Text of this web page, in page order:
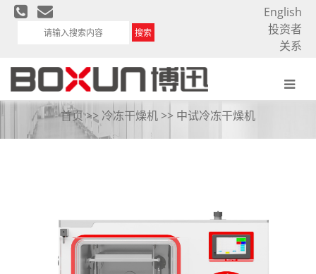
搜索
English
投资者
关系
中试冷冻干燥机
首页>> 冷冻干燥机 >> 中试冷冻干燥机